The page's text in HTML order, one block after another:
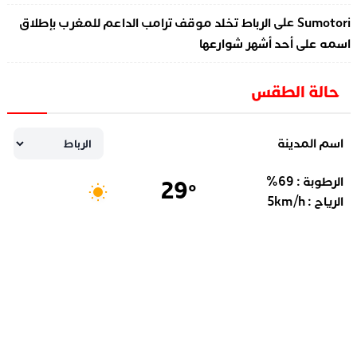
Sumotoriعلىالرباط تخلد موقف ترامب الداعم للمغرب بإطلاق
اسمه على أحد أشهر شوارعها
حالة الطقس
اسم المدينة
الرطوبة : 69
%
الرياح :
5km/h
29°